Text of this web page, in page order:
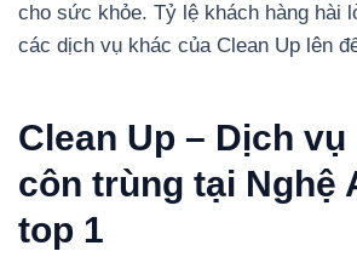
cho sức khỏe. Tỷ lệ khách hàng hài
các dịch vụ khác của Clean Up lên
Clean Up – Dịch
côn trùng tại Nghệ
top 1